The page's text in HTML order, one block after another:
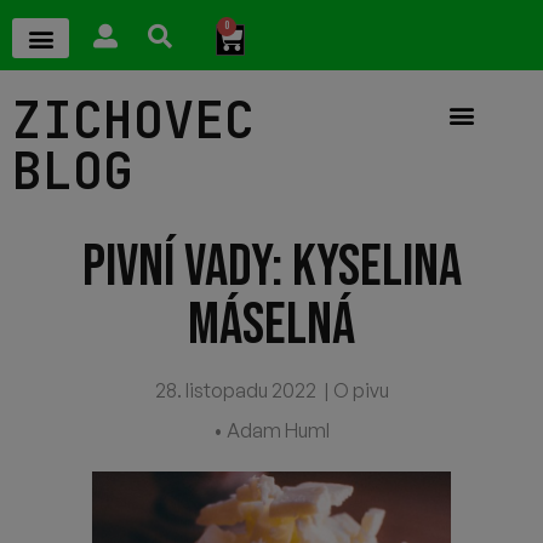
0
ZICHOVEC
BLOG
PIVNÍ VADY: KYSELINA
MÁSELNÁ
28. listopadu 2022 | O pivu
• Adam Huml